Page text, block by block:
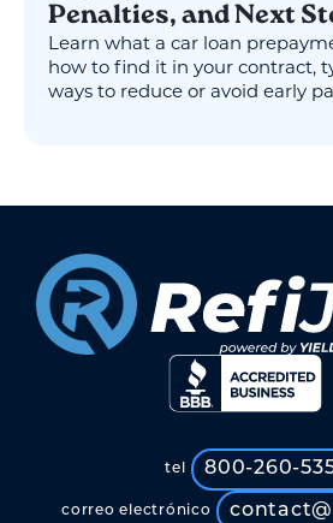
Penalties, and Next
Learn what a car loan
how to find it in your contract,
ways to reduce or avoid early
tel 800-260-
correo electrónico